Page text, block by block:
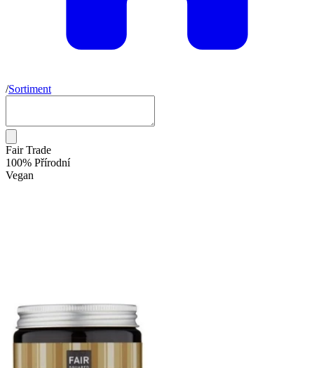
/Sortiment
Fair Trade
100% Přírodní
Vegan